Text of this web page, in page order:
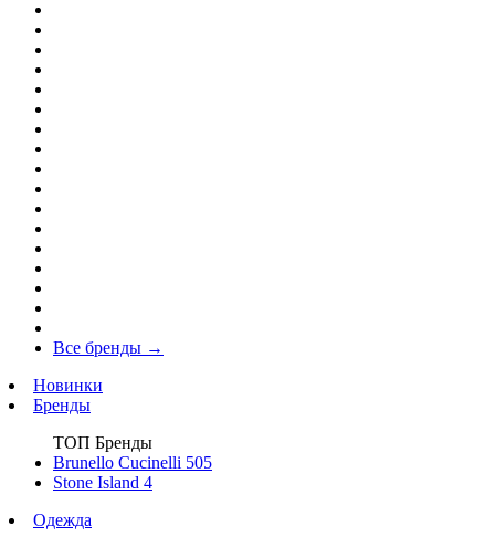
Все бренды →
Новинки
Бренды
ТОП Бренды
Brunello Cucinelli 505
Stone Island 4
Одежда